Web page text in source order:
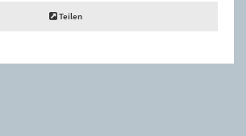
Teilen